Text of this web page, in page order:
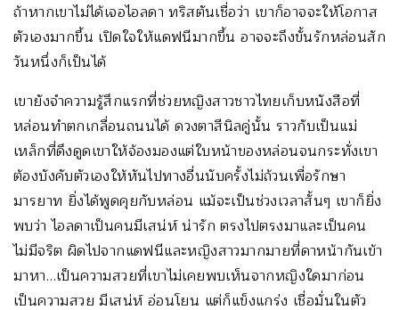
ถ้าหากเขาไม่ได้เจอไอลดา ทริสตันเชื่อว่า เขาก็อาจจะให้โอกาส
ตัวเองมากขึ้น เปิดใจให้แดฟนีมากขึ้น อาจจะถึงขั้นรักหล่อนสัก
วันหนึ่งก็เป็นได้
เขายังจำความรู้สึกแรกที่ช่วยหญิงสาวชาวไทยเก็บหนังสือที่
หล่อนทำตกเกลื่อนถนนได้ ดวงตาสีนิลคู่นั้น ราวกับเป็นแม่
เหล็กที่ดึงดูดเขาให้จ้องมองแต่ใบหน้าของหล่อนจนกระทั่งเขา
ต้องบังคับตัวเองให้หันไปทางอื่นนับครั้งไม่ถ้วนเพื่อรักษา
มารยาท ยิ่งได้พูดคุยกับหล่อน แม้จะเป็นช่วงเวลาสั้นๆ เขาก็ยิ่ง
พบว่า ไอลดาเป็นคนมีเสน่ห์ น่ารัก ตรงไปตรงมาและเป็นคน
ไม่มีจริต ผิดไปจากแดฟนีและหญิงสาวมากมายที่ดาหน้ากันเข้า
มาหา…เป็นความสวยที่เขาไม่เคยพบเห็นจากหญิงใดมาก่อน
เป็นความสวย มีเสน่ห์ อ่อนโยน แต่ก็แข็งแกร่ง เชื่อมั่นในตัว